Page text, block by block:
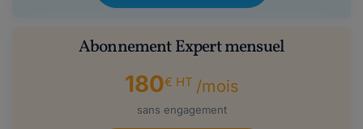
Abonnement Expert mensuel
180€ HT /mois
sans engagement